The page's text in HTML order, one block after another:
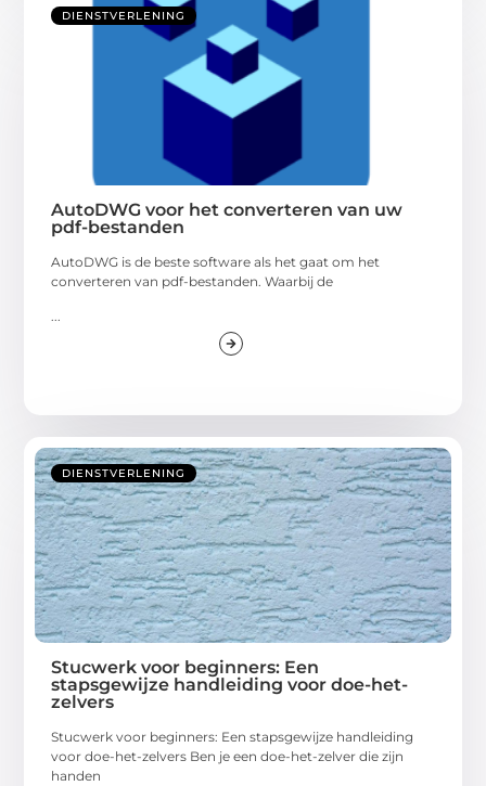
DIENSTVERLENING
AutoDWG voor het converteren van uw
pdf-bestanden
AutoDWG is de beste software als het gaat om het
converteren van pdf-bestanden. Waarbij de
...
DIENSTVERLENING
Stucwerk voor beginners: Een
stapsgewijze handleiding voor doe-het-
zelvers
Stucwerk voor beginners: Een stapsgewijze handleiding
voor doe-het-zelvers Ben je een doe-het-zelver die zijn
handen